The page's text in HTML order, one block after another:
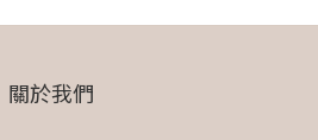
關於我們